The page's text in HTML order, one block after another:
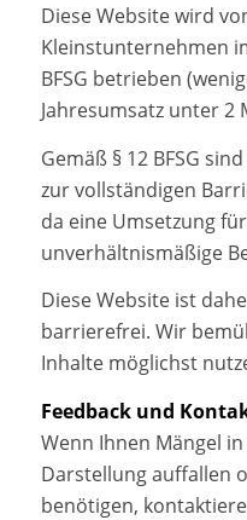
Diese Website wird
Kleinstunternehmen
BFSG betrieben
Jahresumsatz unter 2
Gemäß § 12 BFSG
zur vollständigen
da eine Umsetzung
unverhältnismäßige
Diese Website ist
barrierefrei. Wir
Inhalte möglichst
Feedback und
Wenn Ihnen Mängel
Darstellung auffallen
benötigen,